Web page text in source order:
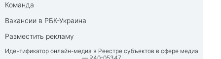
Команда
Вакансии в РБК-Украина
Разместить рекламу
Идентификатор онлайн-медиа в Реестре субъектов в сфере медиа